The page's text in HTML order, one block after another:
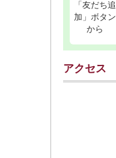
「友だち追
加」ボタン
から
アクセス